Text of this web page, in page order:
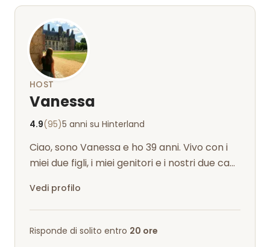
bellissimo paesaggio della Frisia orientale. Un
posto speciale, una padrona di casa
particolarmente gentile - ci siamo sentiti molto a
nostro agio.
HOST
Vanessa
4.9(95)5 anni su Hinterland
Ciao, sono Vanessa e ho 39 anni. Vivo con i
miei due figli, i miei genitori e i nostri due cani
Vedi profilo
Risponde di solito entro 20 ore